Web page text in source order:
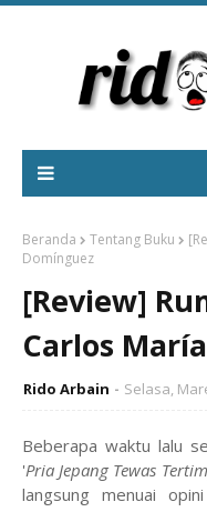
Beranda Tentang Buku
Domínguez
[Review]
Carlos
Rido Arbain Selasa,
Beberapa waktu lalu
'Pria Jepang Tewas
langsung menuai